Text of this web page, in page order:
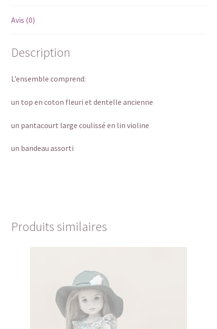
Avis (0)
Description
L’ensemble comprend:
un top en coton fleuri et dentelle ancienne
un pantacourt large coulissé en lin violine
un bandeau assorti
Produits similaires